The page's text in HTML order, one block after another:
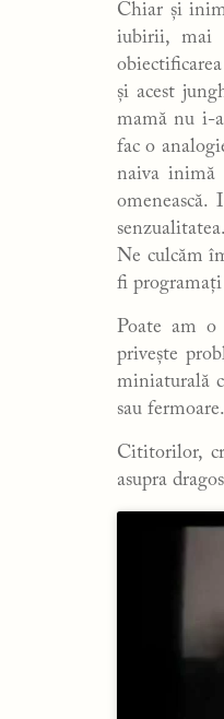
Chiar și
iubirii, mai
și acest
mamă nu i-
fac o
naiva inimă
Ne culcăm
fi programați
Poate am o
privește
miniaturală
sau fermoare.
Cititorilor,
asupra